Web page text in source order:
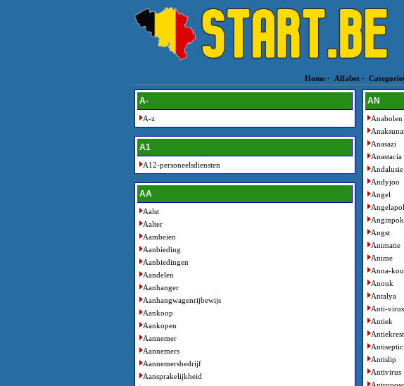
Home - Alfabet -
A-
A-z
A1
A12-personeelsdiensten
AA
Aalst
Aalter
Aambeien
Aanbieding
Aanbiedingen
Aandelen
Aanhanger
Aanhangwagenrijbewijs
Aankoop
Aankopen
Aannemer
Aannemers
Aannemersbedrijf
Aansprakelijkheid
AN
Anabolen
Anasazi
Anastacia
Andalusie
Andyjoo
Angel
Angst
Animatie
Anime
Anna-
Anouk
Antalya
Anti-virus
Antiek
Antiseptic
Antislip
Antivirus